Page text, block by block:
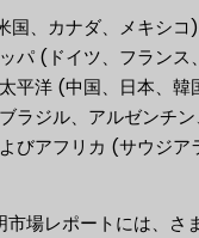
国、カナダ、メキシコ)
パ (ドイツ、フラン
平洋 (中国、日本、韓
ラジル、アルゼンチン
びアフリカ (サウジア
市場レポートには、